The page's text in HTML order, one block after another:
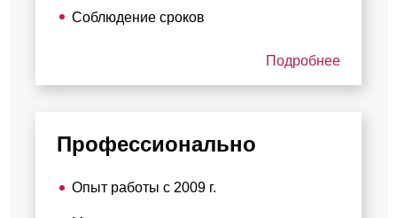
Соблюдение сроков
Подробнее
Профессионально
Опыт работы с 2009 г.